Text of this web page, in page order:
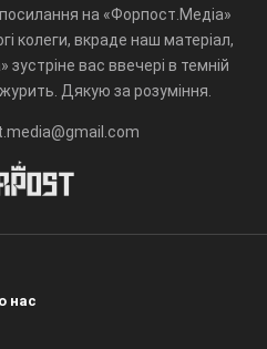
на «Форпост.Медіа»
колеги, вкраде наш матеріал,
вас ввечері в темній
Дякую за розуміння.
нас